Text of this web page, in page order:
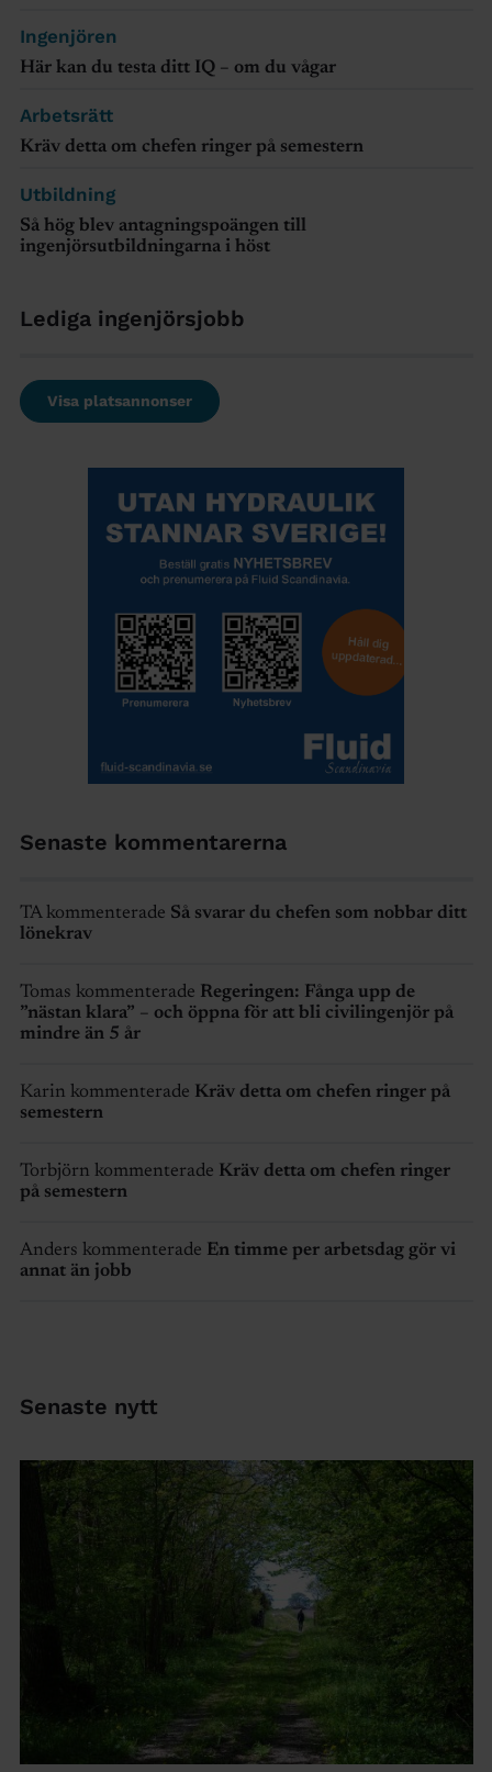
Ingenjören
Här kan du testa ditt IQ – om du vågar
Arbetsrätt
Kräv detta om chefen ringer på semestern
Utbildning
Så hög blev antagningspoängen till
ingenjörsutbildningarna i höst
Lediga ingenjörsjobb
Visa platsannonser
Senaste kommentarerna
TA kommenterade Så svarar du chefen som nobbar ditt
lönekrav
Tomas kommenterade Regeringen: Fånga upp de
”nästan klara” – och öppna för att bli civilingenjör på
mindre än 5 år
Karin kommenterade Kräv detta om chefen ringer på
semestern
Torbjörn kommenterade Kräv detta om chefen ringer
på semestern
Anders kommenterade En timme per arbetsdag gör vi
annat än jobb
Senaste nytt